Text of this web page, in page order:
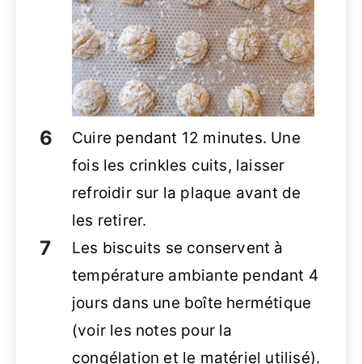
Cuire pendant 12 minutes. Une
fois les crinkles cuits, laisser
refroidir sur la plaque avant de
les retirer.
Les biscuits se conservent à
température ambiante pendant 4
jours dans une boîte hermétique
(voir les notes pour la
congélation et le matériel utilisé).